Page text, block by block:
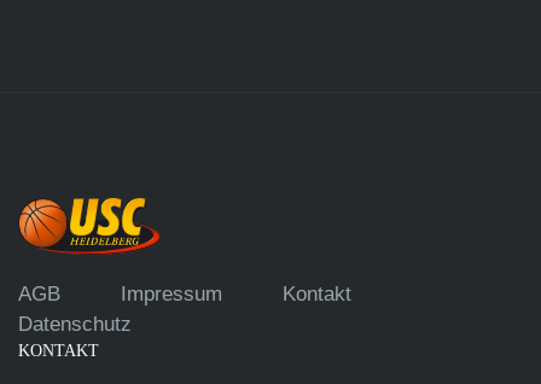
AGB Impressum
Kontakt
Datenschutz
KONTAKT